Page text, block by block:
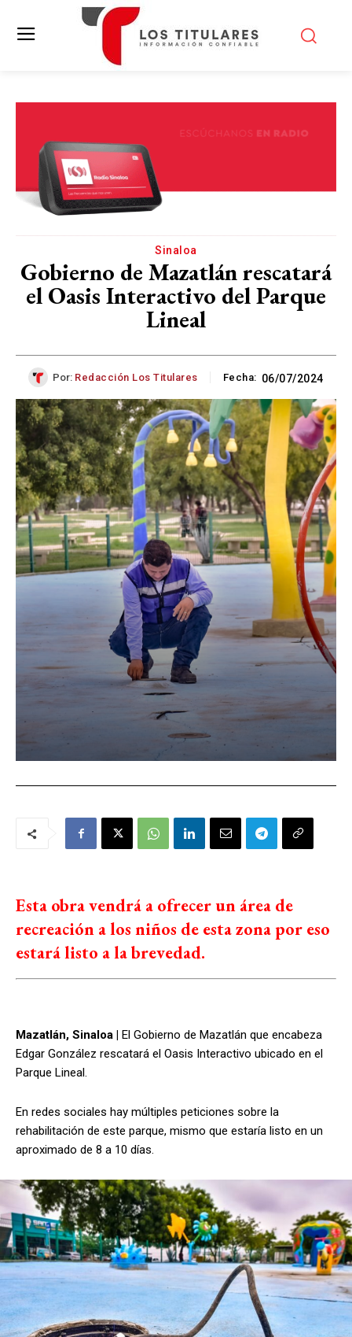
Sinaloa
Gobierno de Mazatlán rescatará
el Oasis Interactivo del Parque
Lineal
Por: Redacción Los Titulares Fecha: 06/07/2024
Esta obra vendrá a ofrecer un área de
recreación a los niños de esta zona por eso
estará listo a la brevedad.
Mazatlán, Sinaloa | El Gobierno de Mazatlán que encabeza
Edgar González rescatará el Oasis Interactivo ubicado en el
Parque Lineal.
En redes sociales hay múltiples peticiones sobre la
rehabilitación de este parque, mismo que estaría listo en un
aproximado de 8 a 10 días.